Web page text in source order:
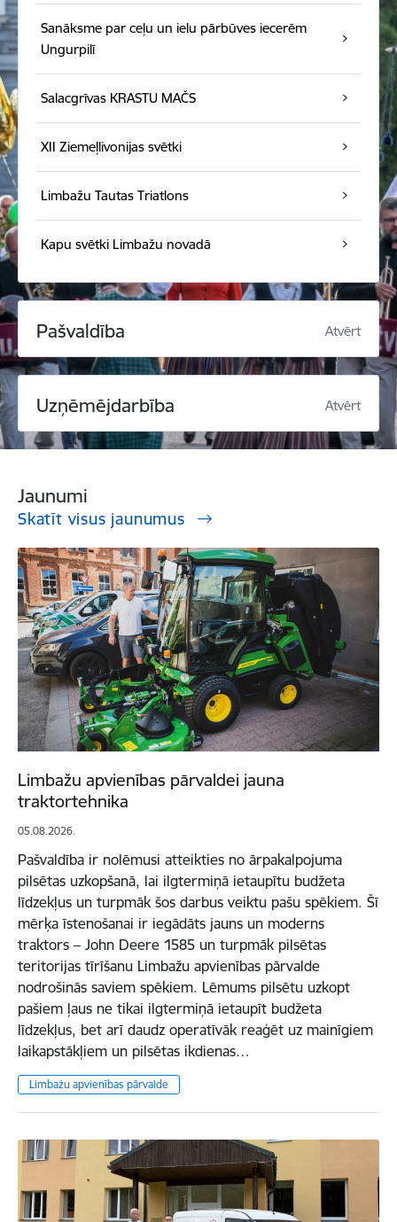
Sanāksme par ceļu un ielu pārbūves iecerēm
Ungurpilī
Salacgrīvas KRASTU MAČS
XII Ziemeļlivonijas svētki
Limbažu Tautas Triatlons
Kapu svētki Limbažu novadā
Pašvaldība Atvērt
Uzņēmējdarbība Atvērt
Jaunumi
Skatīt visus jaunumus
Limbažu apvienības pārvaldei jauna
traktortehnika
05.08.2026.
Pašvaldība ir nolēmusi atteikties no ārpakalpojuma
pilsētas uzkopšanā, lai ilgtermiņā ietaupītu budžeta
līdzekļus un turpmāk šos darbus veiktu pašu spēkiem. Šī
mērķa īstenošanai ir iegādāts jauns un moderns
traktors – John Deere 1585 un turpmāk pilsētas
teritorijas tīrīšanu Limbažu apvienības pārvalde
nodrošinās saviem spēkiem. Lēmums pilsētu uzkopt
pašiem ļaus ne tikai ilgtermiņā ietaupīt budžeta
līdzekļus, bet arī daudz operatīvāk reaģēt uz mainīgiem
laikapstākļiem un pilsētas ikdienas…
Limbažu apvienības pārvalde